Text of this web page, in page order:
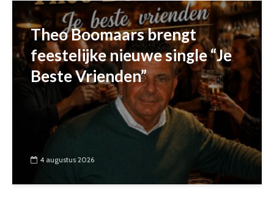
Theo Boomaars brengt
feestelijke nieuwe single “Je
Beste Vrienden”
4 augustus 2026